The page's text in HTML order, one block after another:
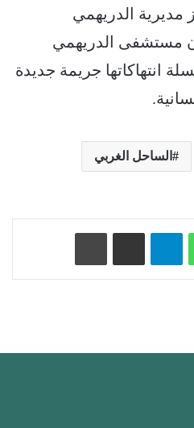
الدريهمي
مستشفى الدريهمي
انتهاكاتها جريمة جديدة
الساحل الغربي
واتساب تيلقرام